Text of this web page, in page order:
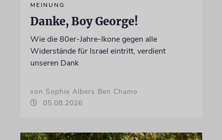
MEINUNG
Danke, Boy George!
Wie die 80er-Jahre-Ikone gegen alle
Widerstände für Israel eintritt, verdient
unseren Dank
von Sophie Albers Ben Chamo
05.08.2026